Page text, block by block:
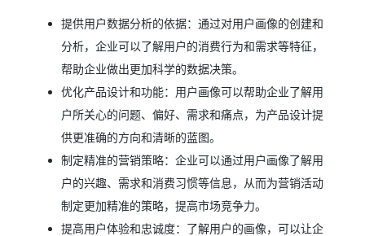
提供用户数据分析的依据：通过对用户画像的创建和
分析，企业可以了解用户的消费行为和需求等特征，
帮助企业做出更加科学的数据决策。
优化产品设计和功能：用户画像可以帮助企业了解用
户所关心的问题、偏好、需求和痛点，为产品设计提
供更准确的方向和清晰的蓝图。
制定精准的营销策略：企业可以通过用户画像了解用
户的兴趣、需求和消费习惯等信息，从而为营销活动
制定更加精准的策略，提高市场竞争力。
提高用户体验和忠诚度：了解用户的画像，可以让企